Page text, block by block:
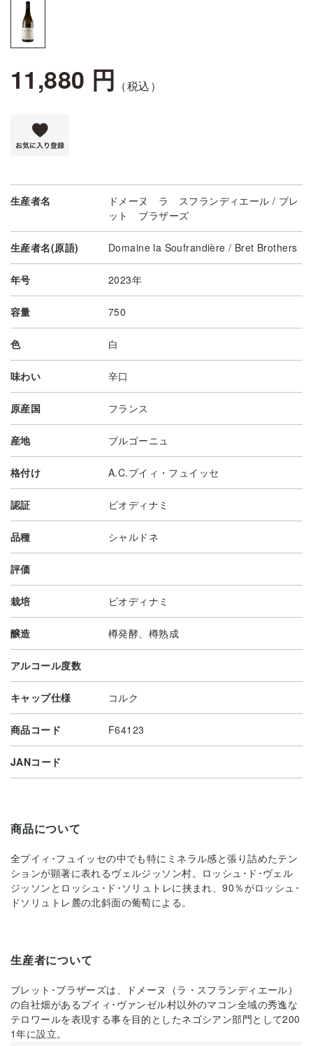
11,880 円 （税込）
生産者名
ドメーヌ ラ スフランディエール / ブレ
ット ブラザーズ
生産者名(原語) Domaine la Soufrandière / Bret Brothers
年号 2023年
容量 750
色 白
味わい 辛口
原産国 フランス
産地 ブルゴーニュ
格付け A.C.プイィ・フュイッセ
認証 ビオディナミ
品種 シャルドネ
評価
栽培 ビオディナミ
醸造 樽発酵、樽熟成
アルコール度数
キャップ仕様 コルク
商品コード F64123
JANコード
商品について
全プイィ･フュイッセの中でも特にミネラル感と張り詰めたテン
ションが顕著に表れるヴェルジッソン村。ロッシュ･ド･ヴェル
ジッソンとロッシュ･ド･ソリュトレに挟まれ、90％がロッシュ･
ドソリュトレ麓の北斜面の葡萄による。
生産者について
ブレット･ブラザーズは、ドメーヌ（ラ・スフランディエール）
の自社畑があるプイィ･ヴァンゼル村以外のマコン全域の秀逸な
テロワールを表現する事を目的としたネゴシアン部門として200
1年に設立。